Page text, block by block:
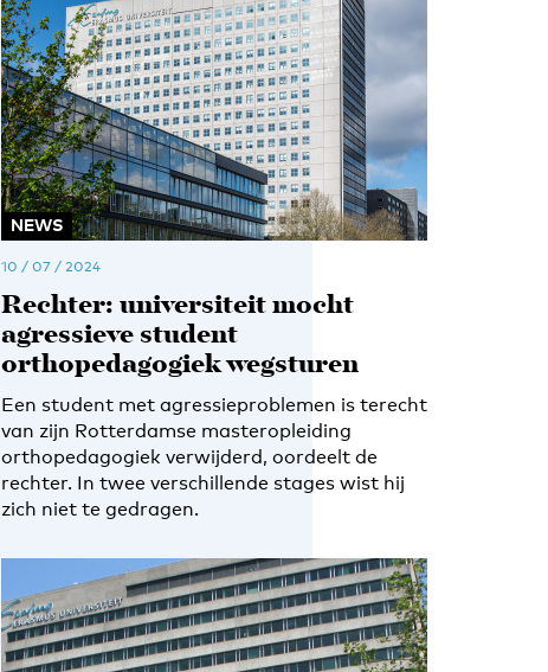
NEWS
10 / 07 / 2024
Rechter: universiteit mocht
agressieve student
orthopedagogiek wegsturen
Een student met agressieproblemen is terecht
van zijn Rotterdamse masteropleiding
orthopedagogiek verwijderd, oordeelt de
rechter. In twee verschillende stages wist hij
zich niet te gedragen.